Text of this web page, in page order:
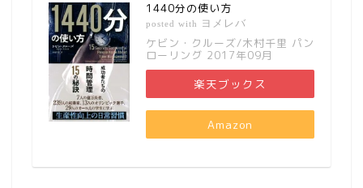
1440分の使い方
posted with ヨメレバ
ケビン・クルーズ/木村千里 パン
ローリング 2017年09月
楽天ブックス
Amazon